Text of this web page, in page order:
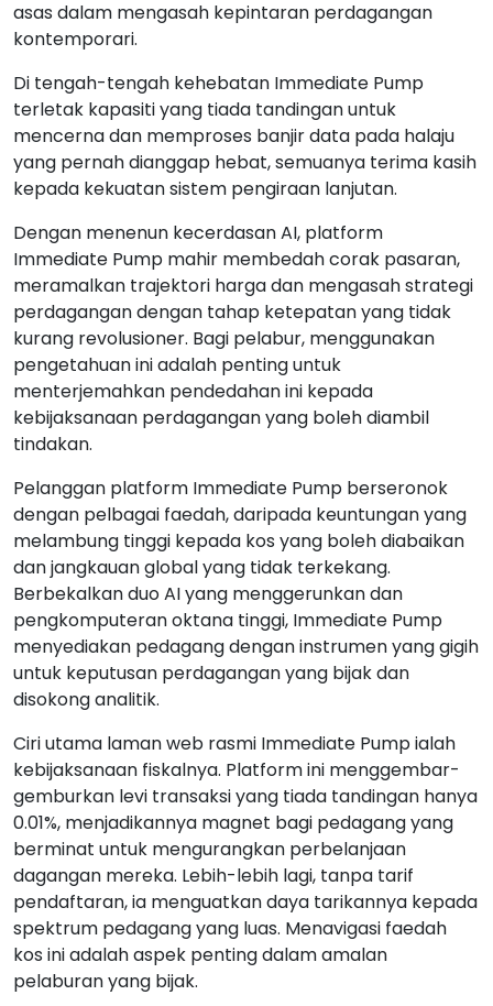
asas dalam mengasah kepintaran perdagangan
kontemporari.
Di tengah-tengah kehebatan Immediate Pump
terletak kapasiti yang tiada tandingan untuk
mencerna dan memproses banjir data pada halaju
yang pernah dianggap hebat, semuanya terima kasih
kepada kekuatan sistem pengiraan lanjutan.
Dengan menenun kecerdasan AI, platform
Immediate Pump mahir membedah corak pasaran,
meramalkan trajektori harga dan mengasah strategi
perdagangan dengan tahap ketepatan yang tidak
kurang revolusioner. Bagi pelabur, menggunakan
pengetahuan ini adalah penting untuk
menterjemahkan pendedahan ini kepada
kebijaksanaan perdagangan yang boleh diambil
tindakan.
Pelanggan platform Immediate Pump berseronok
dengan pelbagai faedah, daripada keuntungan yang
melambung tinggi kepada kos yang boleh diabaikan
dan jangkauan global yang tidak terkekang.
Berbekalkan duo AI yang menggerunkan dan
pengkomputeran oktana tinggi, Immediate Pump
menyediakan pedagang dengan instrumen yang gigih
untuk keputusan perdagangan yang bijak dan
disokong analitik.
Ciri utama laman web rasmi Immediate Pump ialah
kebijaksanaan fiskalnya. Platform ini menggembar-
gemburkan levi transaksi yang tiada tandingan hanya
0.01%, menjadikannya magnet bagi pedagang yang
berminat untuk mengurangkan perbelanjaan
dagangan mereka. Lebih-lebih lagi, tanpa tarif
pendaftaran, ia menguatkan daya tarikannya kepada
spektrum pedagang yang luas. Menavigasi faedah
kos ini adalah aspek penting dalam amalan
pelaburan yang bijak.